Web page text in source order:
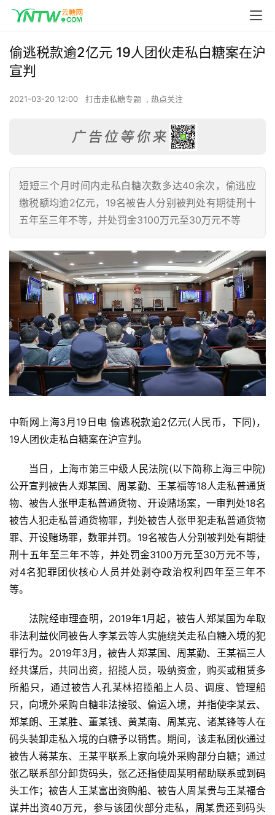
偷逃税款逾2亿元 19人团伙走私白糖案在沪
宣判
2021-03-20 12:00 打击走私糖专题 , 热点关注
短短三个月时间内走私白糖次数多达40余次，偷逃应
缴税额均逾2亿元，19名被告人分别被判处有期徒刑十
五年至三年不等，并处罚金3100万元至30万元不等
中新网上海3月19日电 偷逃税款逾2亿元(人民币，下同)，
19人团伙走私白糖案在沪宣判。
当日，上海市第三中级人民法院(以下简称上海三中院)
公开宣判被告人郑某国、周某勤、王某福等18人走私普通货
物、被告人张甲走私普通货物、开设赌场案，一审判处18名
被告人犯走私普通货物罪，判处被告人张甲犯走私普通货物
罪、开设赌场罪，数罪并罚。19名被告人分别被判处有期徒
刑十五年至三年不等，并处罚金3100万元至30万元不等，
对4名犯罪团伙核心人员并处剥夺政治权利四年至三年不
等。
法院经审理查明，2019年1月起，被告人郑某国为牟取
非法利益伙同被告人李某云等人实施绕关走私白糖入境的犯
罪行为。2019年3月，被告人郑某国、周某勤、王某福三人
经共谋后，共同出资，招揽人员，吸纳资金，购买或租赁多
所船只，通过被告人孔某林招揽船上人员、调度、管理船
只，向境外采购白糖非法接驳、偷运入境，并指使李某云、
郑某朗、王某胜、董某钱、黄某南、周某克、诸某锋等人在
码头装卸走私入境的白糖予以销售。期间，该走私团伙通过
被告人蒋某东、王某平联系上家向境外采购部分白糖；通过
张乙联系部分卸货码头，张乙还指使周某明帮助联系或到码
头工作；被告人王某富出资购船、被告人周某贵与王某福合
谋并出资40万元，参与该团伙部分走私，周某贵还到码头